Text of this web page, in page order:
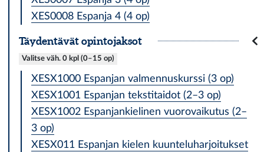
XES0008 Espanja 4 (4 op)
Täydentävät opintojaksot
Valitse väh. 0 kpl (0–15 op)
XESX1000 Espanjan valmennuskurssi (3 op)
XESX1001 Espanjan tekstitaidot (2–3 op)
XESX1002 Espanjankielinen vuorovaikutus (2–
3 op)
XESX011 Espanjan kielen kuunteluharjoitukset